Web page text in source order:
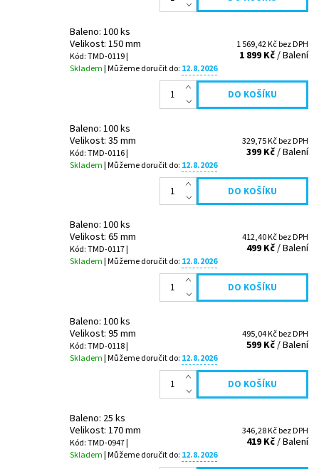
Baleno: 100 ks
Velikost: 150 mm
Kód: TMD-0119 |
Skladem| Můžeme doručit do: 12.8.2026
1 569,42 Kč bez DPH
1 899 Kč/ Balení
Baleno: 100 ks
Velikost: 35 mm
Kód: TMD-0116 |
Skladem| Můžeme doručit do: 12.8.2026
329,75 Kč bez DPH
399 Kč/ Balení
Baleno: 100 ks
Velikost: 65 mm
Kód: TMD-0117 |
Skladem | Můžeme doručit do: 12.8.2026
412,40 Kč bez DPH
499 Kč/ Balení
Baleno: 100 ks
Velikost: 95 mm
Kód: TMD-0118 |
Skladem| Můžeme doručit do: 12.8.2026
495,04 Kč bez DPH
599 Kč/ Balení
Baleno: 25 ks
Velikost: 170 mm
Kód: TMD-0947 |
Skladem| Můžeme doručit do: 12.8.2026
346,28 Kč bez DPH
419 Kč/ Balení